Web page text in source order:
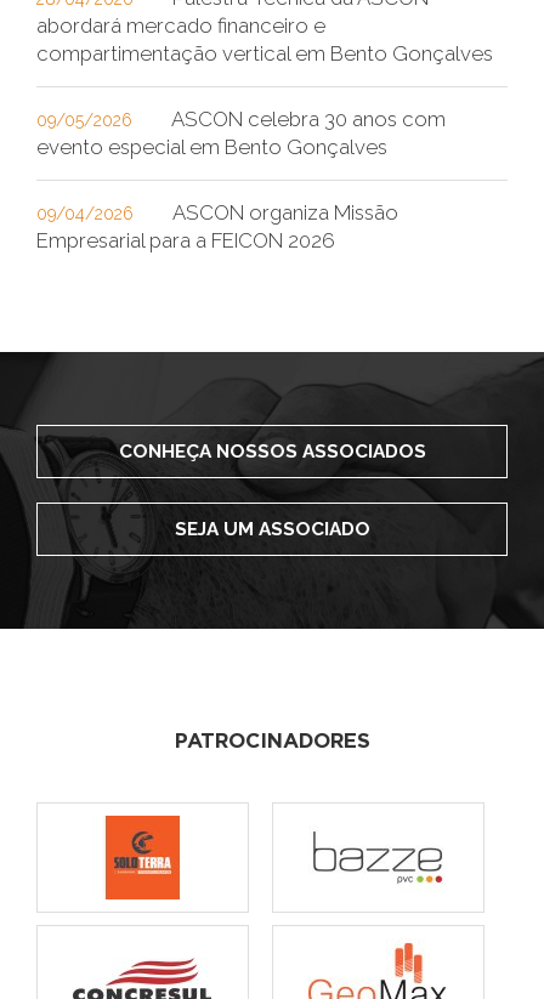
abordará mercado financeiro e
compartimentação vertical em Bento Gonçalves
09/05/2026
ASCON celebra 30 anos com
evento especial em Bento Gonçalves
09/04/2026
ASCON organiza Missão
Empresarial para a FEICON 2026
CONHEÇA NOSSOS ASSOCIADOS
SEJA UM ASSOCIADO
PATROCINADORES